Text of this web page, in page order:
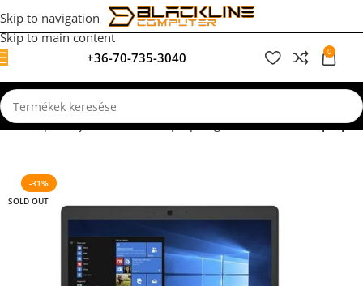
Skip to navigation
Skip to main content
+36-70-735-3040
0
Kezdőlap Felújított, használt laptopok garanciával Dell Laptopok
-31%
SOLD OUT